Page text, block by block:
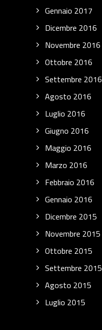
Gennaio 2017
Dicembre 2016
Novembre 2016
Ottobre 2016
Settembre 2016
Agosto 2016
Luglio 2016
Giugno 2016
Maggio 2016
Marzo 2016
Febbraio 2016
Gennaio 2016
Dicembre 2015
Novembre 2015
Ottobre 2015
Settembre 2015
Agosto 2015
Luglio 2015